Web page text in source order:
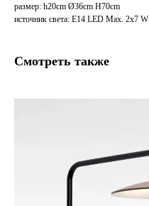
размер: h20cm Ø36cm H70cm
источник света: E14 LED Max. 2x7 W
Смотреть также